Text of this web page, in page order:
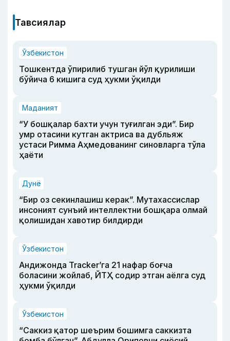
Тавсиялар
Ўзбекистон
Тошкентда ўпирилиб тушган йўл қурилиши
бўйича 6 кишига суд ҳукми ўқилди
Маданият
“У бошқалар бахти учун туғилган эди”. Бир
умр отасини кутган актриса ва дубльяж
устаси Римма Аҳмедованинг синовларга тўла
ҳаёти
Дунё
“Бир оз секинлашиш керак”. Мутахассислар
инсоният сунъий интеллектни бошқара олмай
қолишидан хавотир билдирди
Ўзбекистон
Андижонда Tracker’га 21 нафар боғча
боласини жойлаб, ЙТҲ содир этган аёлга суд
ҳукми ўқилди
Ўзбекистон
“Саккиз қатор шеърим бошимга саккизта